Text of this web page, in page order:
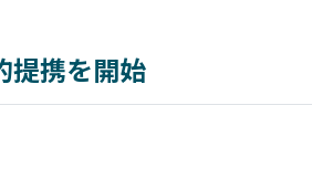
提携を開始